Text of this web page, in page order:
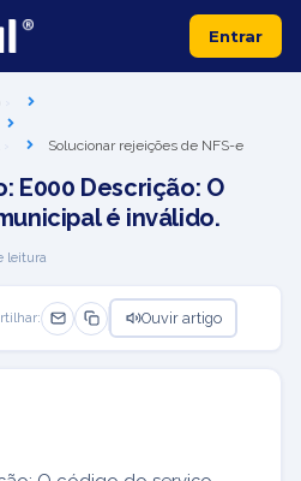
Entrar
Solucionar rejeições de NFS-e
E000 Descrição: O
é inválido.
leitura
Ouvir artigo